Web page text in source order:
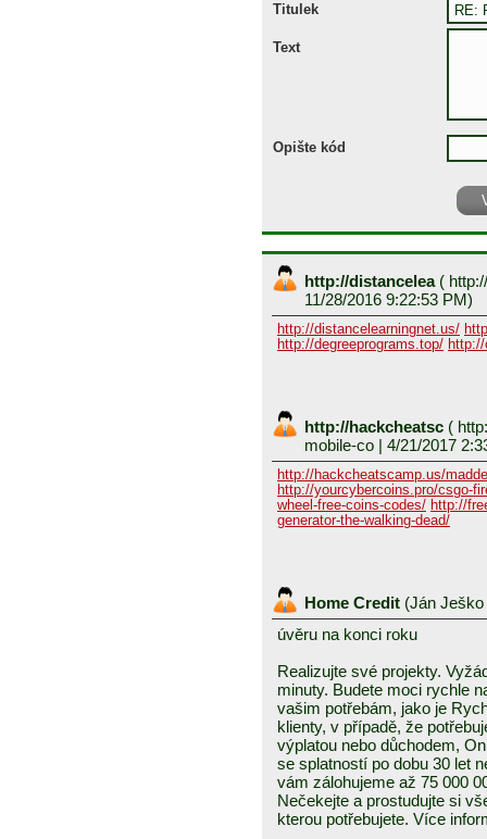
Titulek
Text
Opište kód
http://distancelea (
11/28/2016 9:22:53 PM)
http://distancelearningnet.us/
http://degreeprograms.top/
http://hackcheatsc (
mobile-co | 4/21/2017
http://hackcheatscamp.us/
http://yourcybercoins.pro/csgo-
wheel-free-coins-codes/ http://
generator-the-walking-dead/
Home Credit (Ján Ješko
úvěru na konci roku
Realizujte své projekty.
minuty. Budete moci rychle
vašim potřebám, jako je
klienty, v případě, že
výplatou nebo důchodem,
se splatností po dobu 30 let
vám zálohujeme až 75 000
Nečekejte a prostudujte si
kterou potřebujete. Více